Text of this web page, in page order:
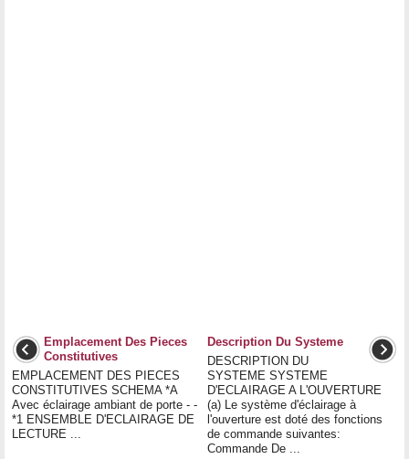
Emplacement Des Pieces
Constitutives
EMPLACEMENT DES PIECES
CONSTITUTIVES SCHEMA *A
Avec éclairage ambiant de porte - -
*1 ENSEMBLE D'ECLAIRAGE DE
LECTURE ...
Description Du Systeme
DESCRIPTION DU
SYSTEME SYSTEME
D'ECLAIRAGE A L'OUVERTURE
(a) Le système d'éclairage à
l'ouverture est doté des fonctions
de commande suivantes:
Commande De ...